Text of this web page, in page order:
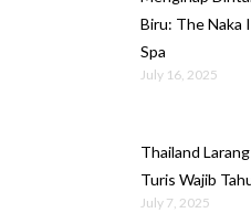
Biru: The Naka
Spa
July 16, 2025
Thailand
Turis Wajib
July 7, 2025